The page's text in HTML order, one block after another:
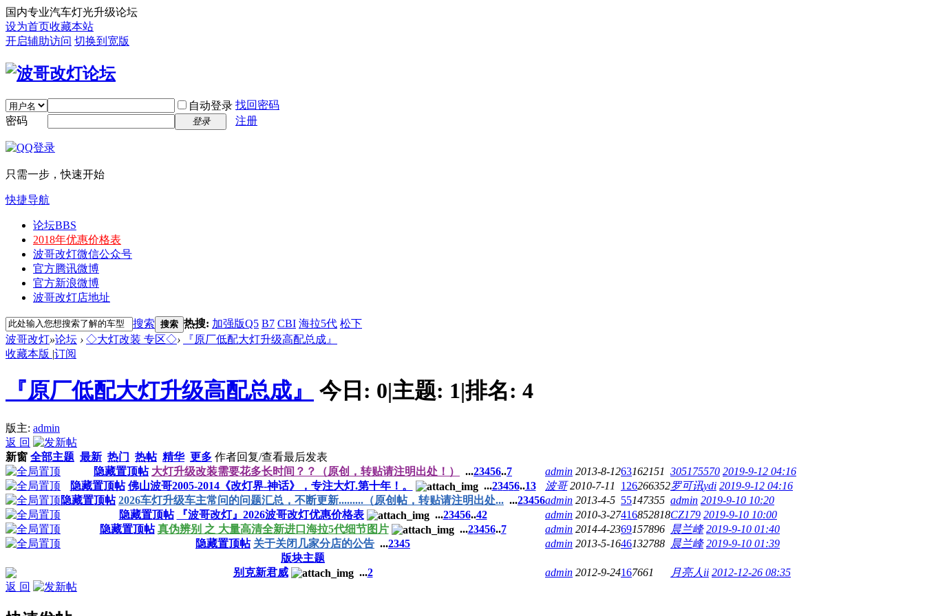
国内专业汽车灯光升级论坛
设为首页收藏本站
开启辅助访问 切换到宽版
自动登录 找回密码
密码
登录 注册
只需一步，快速开始
快捷导航
论坛BBS
2018年优惠价格表
波哥改灯微信公众号
官方腾讯微博
官方新浪微博
波哥改灯店地址
搜索 搜索 热搜: 加强版Q5 B7 CBI 海拉5代 松下
波哥改灯»论坛 › ◇大灯改装 专区◇›
『原厂低配大灯升级高配总成』
收藏本版 |订阅
『原厂低配大灯升级高配总成』 今日: 0|主题: 1|排名: 4
版主: admin
返 回
新窗 全部主题 最新 热门 热帖 精华 更多 作者回复/查看最后发表
隐藏置顶帖 大灯升级改装需要花多长时间？？（原创，转贴请注明出处！） ...23456..7 admin 2013-8-1263162151 305175570 2019-9-12 04:16
隐藏置顶帖 佛山波哥2005-2014《改灯界-神话》，专注大灯.第十年！。 ...23456..13 波哥 2010-7-11 126266352罗可讯ydi 2019-9-12 04:16
隐藏置顶帖 2026车灯升级车主常问的问题汇总，不断更新.........（原创帖，转贴请注明出处... ...23456admin 2013-4-5 55147355 admin 2019-9-10 10:20
隐藏置顶帖
『波哥改灯』2026波哥改灯优惠价格表 ...23456..42 admin 2010-3-27416852818CZ179 2019-9-10 10:00
隐藏置顶帖 真伪辨别 之 大量高清全新进口海拉5代细节图片 ...23456..7 admin 2014-4-2369157896 晨兰峰 2019-9-10 01:40
隐藏置顶帖 关于关闭几家分店的公告 ...2345 admin 2013-5-1646132788 晨兰峰 2019-9-10 01:39
版块主题
别克新君威
...2 admin 2012-9-24167661 月亮人ii 2012-12-26 08:35
返 回